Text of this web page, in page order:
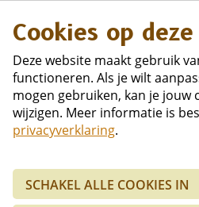
Home Informatie Hiswa - Recron
Cookies op
Deze website maakt gebruik
functioneren. Als je wilt
mogen gebruiken, kan je jouw
wijzigen. Meer informatie is
privacyverklaring.
SCHAKEL ALLE COOKIES IN